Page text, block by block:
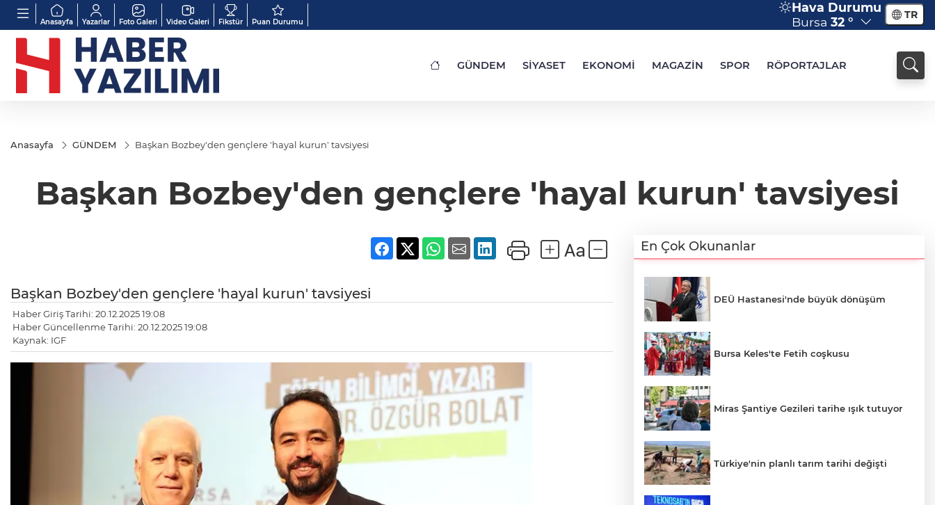
Anasayfa Yazarlar Foto Galeri Video Galeri Fikstür Puan Durumu
Hava Durumu
Bursa 32 ° TR
GÜNDEM SİYASET EKONOMİ MAGAZİN SPOR RÖPORTAJLAR
Anasayfa GÜNDEM Başkan Bozbey'den gençlere 'hayal kurun' tavsiyesi
Başkan Bozbey'den gençlere 'hayal kurun' tavsiyesi
Başkan Bozbey'den gençlere 'hayal kurun' tavsiyesi
Haber Giriş Tarihi: 20.12.2025 19:08
Haber Güncellenme Tarihi: 20.12.2025 19:08
Kaynak: IGF
En Çok Okunanlar
DEÜ Hastanesi'nde büyük dönüşüm
Bursa Keles'te Fetih coşkusu
Miras Şantiye Gezileri tarihe ışık tutuyor
Türkiye'nin planlı tarım tarihi değişti